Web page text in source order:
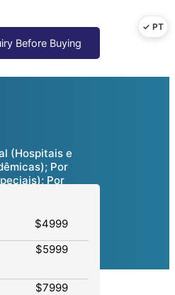
(Hospitais e
Por
Por
$4999
$5999
$7999